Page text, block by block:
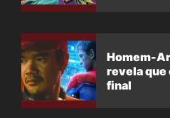
Homem-
revela que
final